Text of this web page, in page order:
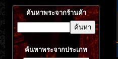
ค้นหาพระจากร้านค้า
ค้นหาพระจากประเภท